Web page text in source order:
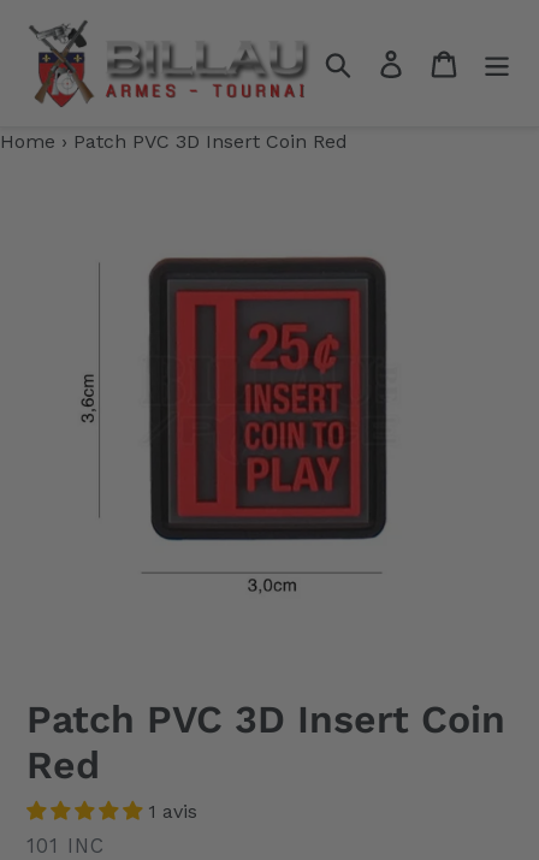
contenu
RechercherSe connecter
Panier
Home › Patch PVC 3D Insert Coin Red
Patch PVC 3D Insert Coin
Red
1 avis
DISTRIBUTEUR
101 INC